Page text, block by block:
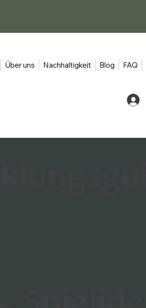
Über uns Nachhaltigkeit Blog FAQ